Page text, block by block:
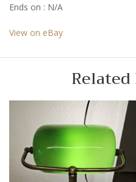
Ends on : N/A
View on eBay